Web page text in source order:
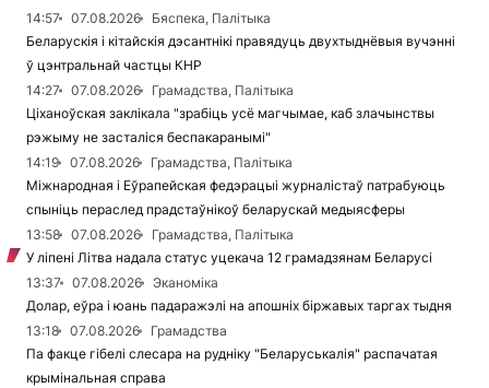
14:57 07.08.2026
Бяспека, Палітыка
Беларускія і кітайскія дэсантнікі правядуць двухтыднёвыя вучэнні
ў цэнтральнай частцы КНР
14:27
07.08.2026
Грамадства, Палітыка
Ціханоўская заклікала "зрабіць усё магчымае, каб злачынствы
рэжыму не засталіся беспакаранымі"
14:19
07.08.2026
Грамадства, Палітыка
Міжнародная і Еўрапейская федэрацыі журналістаў патрабуюць
спыніць пераслед прадстаўнікоў беларускай медыясферы
13:58
07.08.2026
Грамадства, Палітыка
У ліпені Літва надала статус уцекача 12 грамадзянам Беларусі
13:37
07.08.2026
Эканоміка
Долар, еўра і юань падаражэлі на апошніх біржавых таргах тыдня
13:18
07.08.2026
Грамадства
Па факце гібелі слесара на рудніку "Беларуськалія" распачатая
крымінальная справа